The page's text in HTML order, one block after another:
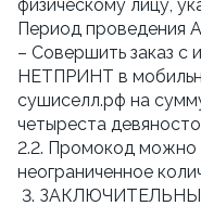
физическому лицу,
Период проведения
– Совершить заказ с
НЕТПРИНТ в
сушиселл.рф на
четыреста
2.2. Промокод можно
неограниченное
3.